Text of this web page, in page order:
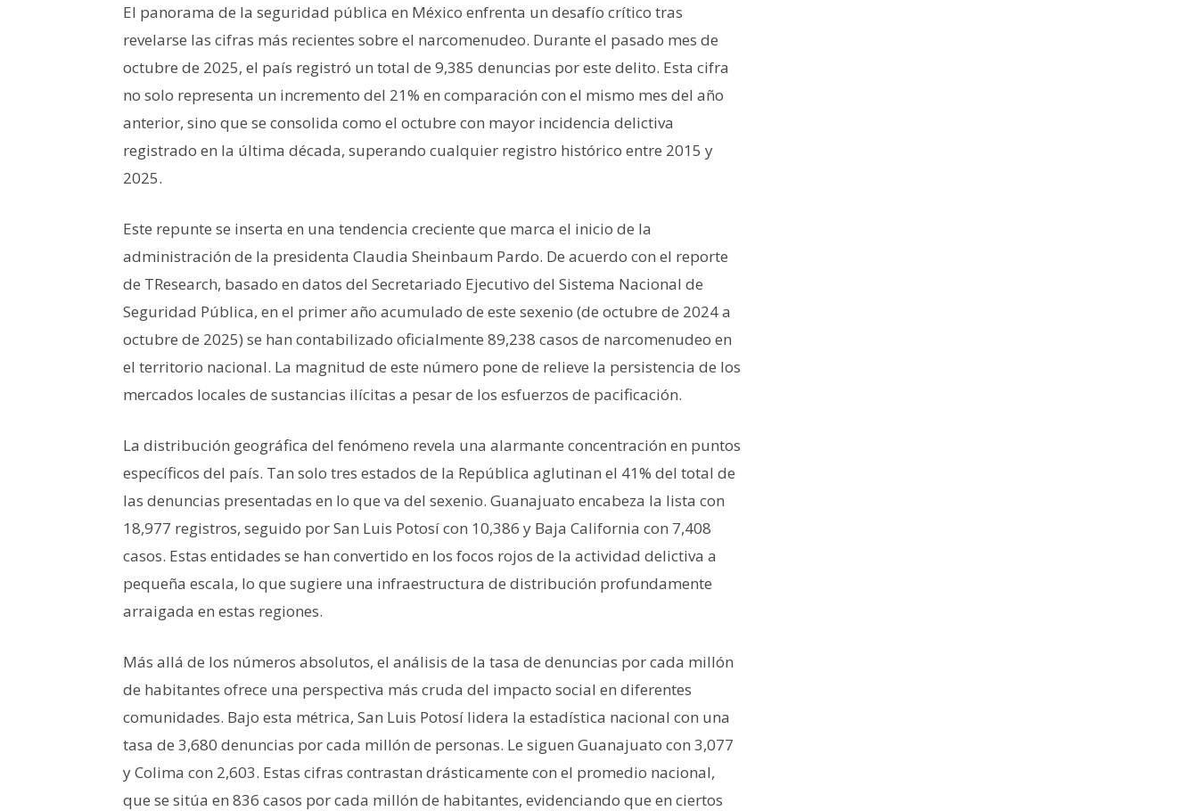
El panorama de la seguridad pública en México enfrenta un desafío crítico tras
revelarse las cifras más recientes sobre el narcomenudeo. Durante el pasado mes de
octubre de 2025, el país registró un total de 9,385 denuncias por este delito. Esta cifra
no solo representa un incremento del 21% en comparación con el mismo mes del año
anterior, sino que se consolida como el octubre con mayor incidencia delictiva
registrado en la última década, superando cualquier registro histórico entre 2015 y
2025.
Este repunte se inserta en una tendencia creciente que marca el inicio de la
administración de la presidenta Claudia Sheinbaum Pardo. De acuerdo con el reporte
de TResearch, basado en datos del Secretariado Ejecutivo del Sistema Nacional de
Seguridad Pública, en el primer año acumulado de este sexenio (de octubre de 2024 a
octubre de 2025) se han contabilizado oficialmente 89,238 casos de narcomenudeo en
el territorio nacional. La magnitud de este número pone de relieve la persistencia de los
mercados locales de sustancias ilícitas a pesar de los esfuerzos de pacificación.
La distribución geográfica del fenómeno revela una alarmante concentración en puntos
específicos del país. Tan solo tres estados de la República aglutinan el 41% del total de
las denuncias presentadas en lo que va del sexenio. Guanajuato encabeza la lista con
18,977 registros, seguido por San Luis Potosí con 10,386 y Baja California con 7,408
casos. Estas entidades se han convertido en los focos rojos de la actividad delictiva a
pequeña escala, lo que sugiere una infraestructura de distribución profundamente
arraigada en estas regiones.
Más allá de los números absolutos, el análisis de la tasa de denuncias por cada millón
de habitantes ofrece una perspectiva más cruda del impacto social en diferentes
comunidades. Bajo esta métrica, San Luis Potosí lidera la estadística nacional con una
tasa de 3,680 denuncias por cada millón de personas. Le siguen Guanajuato con 3,077
y Colima con 2,603. Estas cifras contrastan drásticamente con el promedio nacional,
que se sitúa en 836 casos por cada millón de habitantes, evidenciando que en ciertos